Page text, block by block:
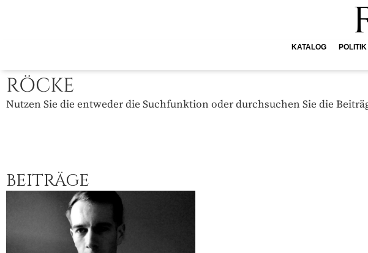
KATALOG POLITIK
RÖCKE
Nutzen Sie die entweder die Suchfunktion oder durchsuchen Sie die
BEITRÄGE